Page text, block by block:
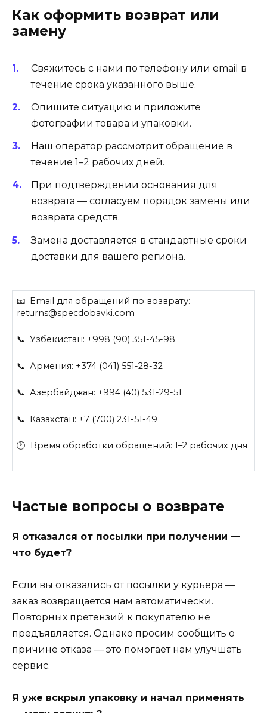
Как оформить возврат или
замену
Свяжитесь с нами по телефону или email в
течение срока указанного выше.
Опишите ситуацию и приложите
фотографии товара и упаковки.
Наш оператор рассмотрит обращение в
течение 1–2 рабочих дней.
При подтверждении основания для
возврата — согласуем порядок замены или
возврата средств.
Замена доставляется в стандартные сроки
доставки для вашего региона.
📧 Email для обращений по возврату:
returns@specdobavki.com
📞 Узбекистан: +998 (90) 351-45-98
📞 Армения: +374 (041) 551-28-32
📞 Азербайджан: +994 (40) 531-29-51
📞 Казахстан: +7 (700) 231-51-49
🕐 Время обработки обращений: 1–2 рабочих дня
Частые вопросы о возврате
Я отказался от посылки при получении —
что будет?
Если вы отказались от посылки у курьера —
заказ возвращается нам автоматически.
Повторных претензий к покупателю не
предъявляется. Однако просим сообщить о
причине отказа — это помогает нам улучшать
сервис.
Я уже вскрыл упаковку и начал применять